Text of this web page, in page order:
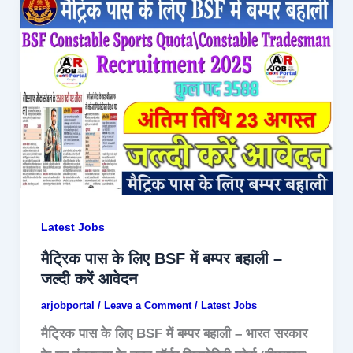
Latest Jobs
मैट्रिक पास के लिए BSF में बम्पर बहाली –
जल्दी करें आवेदन
arjobportal / Leave a Comment / Latest Jobs
मैट्रिक पास के लिए BSF में बम्पर बहाली – भारत सरकार